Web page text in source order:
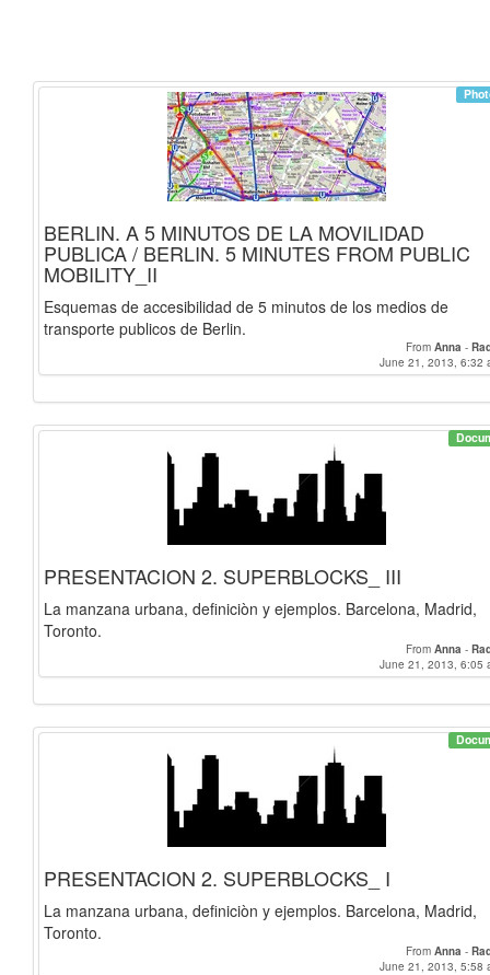
BERLIN. A 5 MINUTOS DE LA MOVILIDAD
PUBLICA / BERLIN. 5 MINUTES FROM PUBLIC
MOBILITY_II
Esquemas de accesibilidad de 5 minutos de los medios de
transporte publicos de Berlin.
From Anna -
June 21, 2013, 6:32
PRESENTACION 2. SUPERBLOCKS_ III
La manzana urbana, definiciòn y ejemplos. Barcelona, Madrid,
Toronto.
From Anna -
June 21, 2013, 6:05
PRESENTACION 2. SUPERBLOCKS_ I
La manzana urbana, definiciòn y ejemplos. Barcelona, Madrid,
Toronto.
From Anna -
June 21, 2013, 5:58